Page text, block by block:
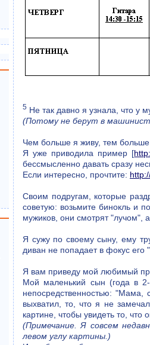
5 Не так давно я узнала, что у
(Потому не берут в
Чем больше я живу, тем
Я уже приводила пример [
бессмысленно давать сразу
Если интересно, прочтите:
Своим подругам, которые
советую: возьмите бинокль и
мужиков, они смотрят "лучом",
Я сужу по своему сыну, ему
диван не попадает в фокус его
Я вам приведу мой любимый
Мой маленький сын (года в
непосредственностью: "Мама,
выхватил, то, что я не
картине, чтобы увидеть то, что
(Примечание. Я совсем
левом углу картины.)